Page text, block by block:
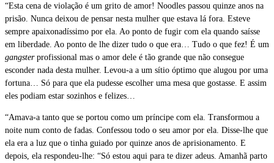
“Esta cena de violação é um grito de amor! Noodles passou quinze anos na
prisão. Nunca deixou de pensar nesta mulher que estava lá fora. Esteve
sempre apaixonadíssimo por ela. Ao ponto de fugir com ela quando saísse
em liberdade. Ao ponto de lhe dizer tudo o que era… Tudo o que fez! É um
gangsterprofissional mas o amor dele é tão grande que não consegue
esconder nada desta mulher. Levou-a a um sítio óptimo que alugou por uma
fortuna… Só para que ela pudesse escolher uma mesa que gostasse. E assim
eles podiam estar sozinhos e felizes…
“Amava-a tanto que se portou como um príncipe com ela. Transformou a
noite num conto de fadas. Confessou todo o seu amor por ela. Disse-lhe que
ela era a luz que o tinha guiado por quinze anos de aprisionamento. E
depois, ela respondeu-lhe: “Só estou aqui para te dizer adeus. Amanhã parto